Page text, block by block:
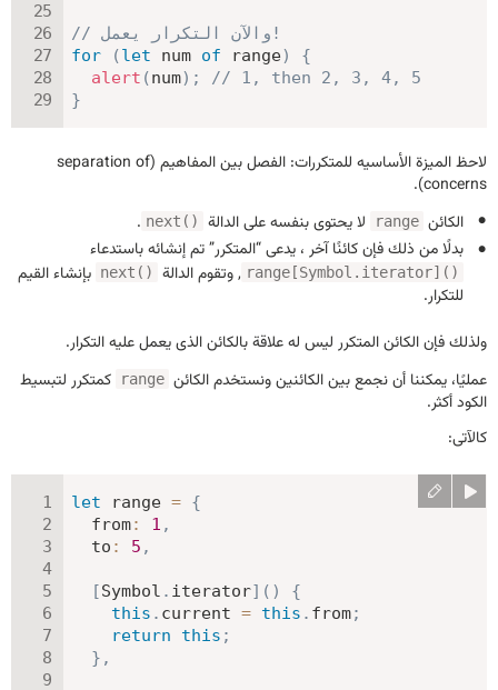
// والآن التكرار يعمل!
for
(let num of range)
{
alert (num) ;
// 1, then 2, 3, 4, 5
}
لاحظ الميزة الأساسيه للمتكررات: الفصل بين المفاهيم (separation of
concerns).
الكائن range لا يحتوى بنفسه على الدالة next()
.
بدلًا من ذلك فإن كائنًا آخر ، يدعى “المتكرر” تم إنشائه باستدعاء
range[Symbol.iterator]() , وتقوم الدالة next() بإنشاء القيم
للتكرار.
ولذلك فإن الكائن المتكرر ليس له علاقة بالكائن الذى يعمل عليه التكرار.
عمليًا، يمكننا أن نجمع بين الكائنين ونستخدم الكائن range
كمتكرر لتبسيط
الكود أكثر.
كالآتى:
let range = {
from: 1 ,
to : 5 ,
[Symbol . iterator] ( )
{
this . current = this . from;
return
this ;
} ,